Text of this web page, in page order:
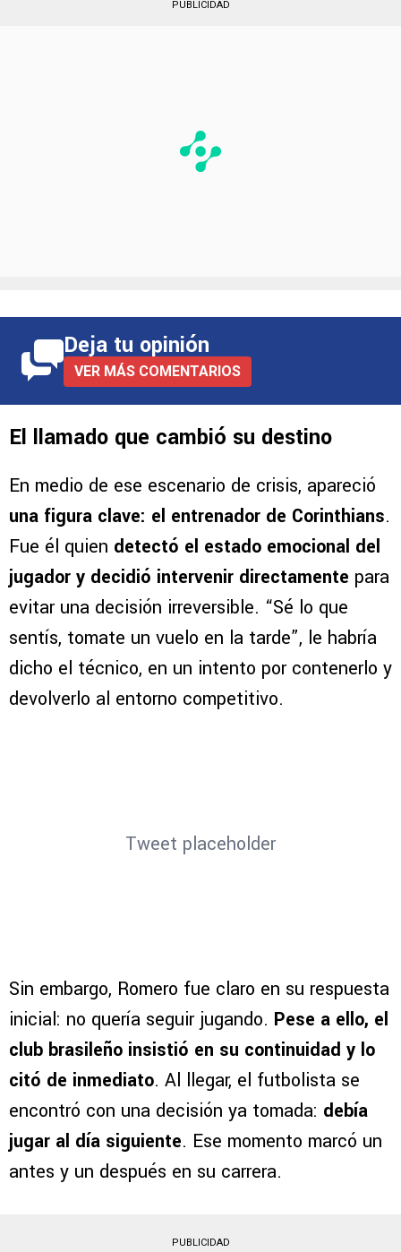
del fútbol profesional.
Deja tu opinión
VER MÁS COMENTARIOS
El llamado que cambió su destino
En medio de ese escenario de crisis, apareció
una figura clave: el entrenador de Corinthians
Fue él quiendetectó el estado emocional del
jugador y decidió intervenir directamentepara
evitar una decisión irreversible. “Sé lo que
Sin embargo, Romero fue claro en su respuesta
inicial: no quería seguir jugando.Pese a ello, el
club brasileño insistió en su continuidad y lo
citó de inmediato. Al llegar, el futbolista se